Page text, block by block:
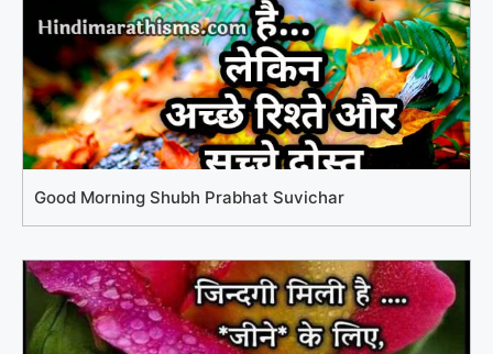
Good Morning Shubh Prabhat Suvichar